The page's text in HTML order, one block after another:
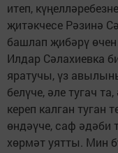
итеп,
җитәкчесе Рәзинә
башлап җибәрү
Илдар Сәлахиевка
яратучы, үз
белүче, әле тугач
кереп калган туган
өндәүче, саф әдәби
хөрмәт уятты. Мин